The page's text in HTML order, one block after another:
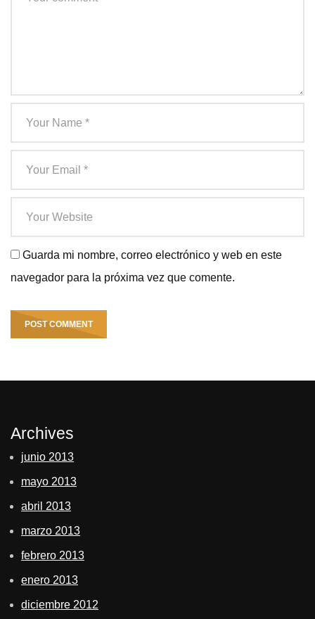
Guarda mi nombre, correo electrónico y web en este
navegador para la próxima vez que comente.
Archives
junio 2013
mayo 2013
abril 2013
marzo 2013
febrero 2013
enero 2013
diciembre 2012